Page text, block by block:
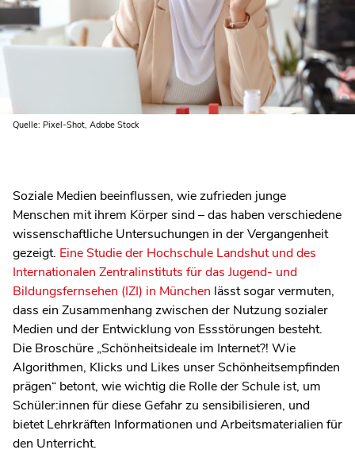
Quelle: Pixel-Shot, Adobe Stock
Soziale Medien beeinflussen, wie zufrieden junge
Menschen mit ihrem Körper sind – das haben verschiedene
wissenschaftliche Untersuchungen in der Vergangenheit
gezeigt. Eine Studie der Hochschule Landshut und des
Internationalen Zentralinstituts für das Jugend- und
Bildungsfernsehen (IZI) in München lässt sogar vermuten,
dass ein Zusammenhang zwischen der Nutzung sozialer
Medien und der Entwicklung von Essstörungen besteht.
Die Broschüre „Schönheitsideale im Internet?! Wie
Algorithmen, Klicks und Likes unser Schönheitsempfinden
prägen“ betont, wie wichtig die Rolle der Schule ist, um
Schüler:innen für diese Gefahr zu sensibilisieren, und
bietet Lehrkräften Informationen und Arbeitsmaterialien für
den Unterricht.